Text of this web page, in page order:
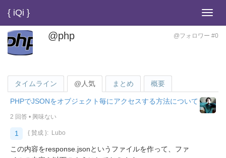
{ iQi }
@php @フォロワー #0
タイムライン @人気 まとめ 概要
PHPでJSONをオブジェクト毎にアクセスする方法について
2 回答 • 興味ない
1 { 賛成 }: Lubo
この内容をresponse.jsonというファイルを作って、ファ